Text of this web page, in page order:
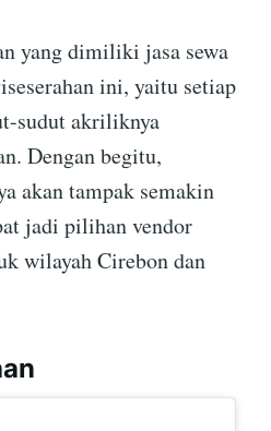
yang dimiliki jasa sewa
ini, yaitu setiap
sudut akriliknya
Dengan begitu,
akan tampak semakin
jadi pilihan vendor
wilayah Cirebon dan